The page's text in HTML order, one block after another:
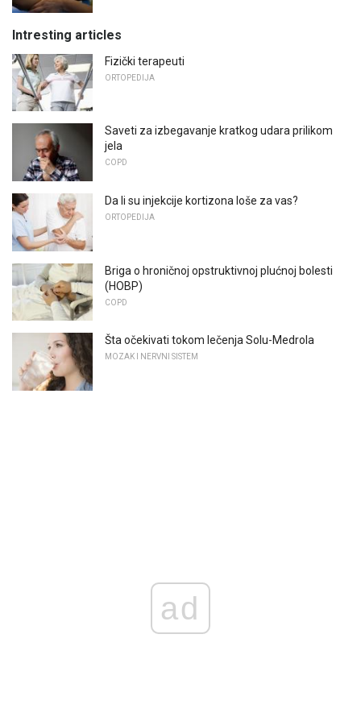
Intresting articles
Fizički terapeuti
ORTOPEDIJA
Saveti za izbegavanje kratkog udara prilikom
jela
COPD
Da li su injekcije kortizona loše za vas?
ORTOPEDIJA
Briga o hroničnoj opstruktivnoj plućnoj bolesti
(HOBP)
COPD
Šta očekivati ​​tokom lečenja Solu-Medrola
MOZAK I NERVNI SISTEM
ad